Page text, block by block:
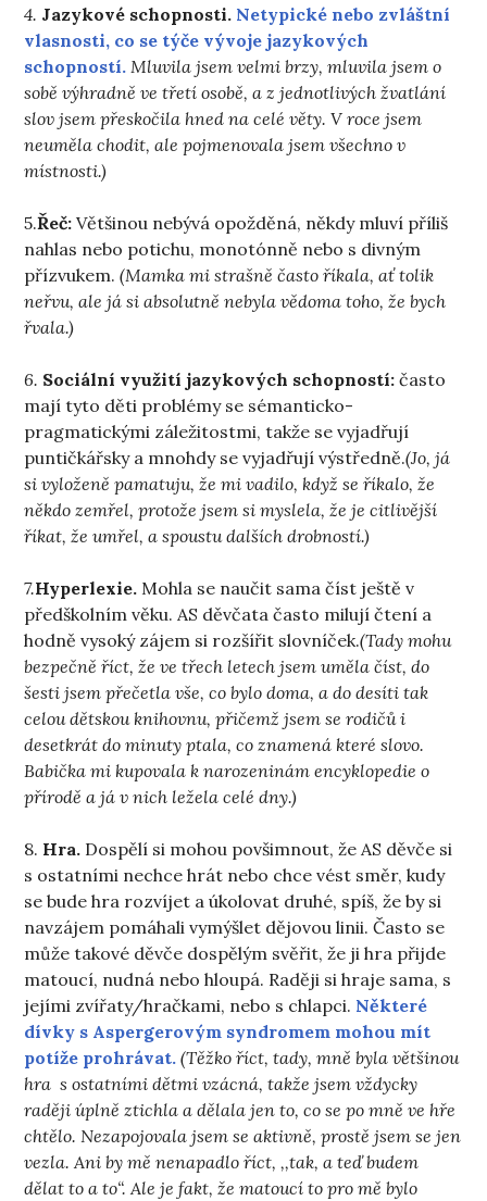
4. Jazykové schopnosti. Netypické nebo zvláštní
vlasnosti, co se týče vývoje jazykových
schopností. Mluvila jsem velmi brzy, mluvila jsem o
sobě výhradně ve třetí osobě, a z jednotlivých žvatlání
slov jsem přeskočila hned na celé věty. V roce jsem
neuměla chodit, ale pojmenovala jsem všechno v
místnosti.)
5.Řeč:Většinou nebývá opožděná, někdy mluví příliš
nahlas nebo potichu, monotónně nebo s divným
přízvukem.(Mamka mi strašně často říkala, ať tolik
neřvu, ale já si absolutně nebyla vědoma toho, že bych
řvala.)
6. Sociální využití jazykových schopností:často
mají tyto děti problémy se sémanticko-
pragmatickými záležitostmi, takže se vyjadřují
puntičkářsky a mnohdy se vyjadřují výstředně.(Jo, já
si vyloženě pamatuju, že mi vadilo, když se říkalo, že
někdo zemřel, protože jsem si myslela, že je citlivější
říkat, že umřel, a spoustu dalších drobností.)
7.Hyperlexie. Mohla se naučit sama číst ještě v
předškolním věku. AS děvčata často milují čtení a
hodně vysoký zájem si rozšířit slovníček.(Tady mohu
bezpečně říct, že ve třech letech jsem uměla číst, do
šesti jsem přečetla vše, co bylo doma, a do desíti tak
celou dětskou knihovnu, přičemž jsem se rodičů i
desetkrát do minuty ptala, co znamená které slovo.
Babička mi kupovala k narozeninám encyklopedie o
přírodě a já v nich ležela celé dny.)
8. Hra. Dospělí si mohou povšimnout, že AS děvče si
s ostatními nechce hrát nebo chce vést směr, kudy
se bude hra rozvíjet a úkolovat druhé, spíš, že by si
navzájem pomáhali vymýšlet dějovou linii. Často se
může takové děvče dospělým svěřit, že ji hra přijde
matoucí, nudná nebo hloupá. Raději si hraje sama, s
jejími zvířaty/hračkami, nebo s chlapci. Některé
dívky s Aspergerovým syndromem mohou mít
potíže prohrávat. (Těžko říct, tady, mně byla většinou
hra s ostatními dětmi vzácná, takže jsem vždycky
raději úplně ztichla a dělala jen to, co se po mně ve hře
chtělo. Nezapojovala jsem se aktivně, prostě jsem se jen
vezla. Ani by mě nenapadlo říct, ,,tak, a teď budem
dělat to a to“. Ale je fakt, že matoucí to pro mě bylo